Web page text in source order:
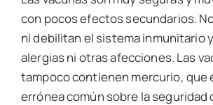
con pocos efectos secundarios.
ni debilitan el sistema inmunitario
alergias ni otras afecciones. Las
tampoco contienen mercurio, que
errónea común sobre la seguridad